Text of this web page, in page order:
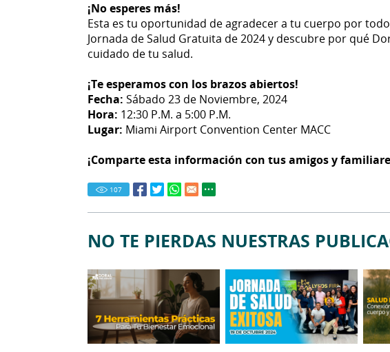
¡No esperes más!
Esta es tu oportunidad de agradecer a tu cuerpo por
Jornada de Salud Gratuita de 2024 y descubre por qué
cuidado de tu salud.
¡Te esperamos con los brazos abiertos!
Fecha: Sábado 23 de Noviembre, 2024
Hora: 12:30 P.M. a 5:00 P.M.
Lugar: Miami Airport Convention Center MACC
¡Comparte esta información con tus amigos y
107
NO TE PIERDAS NUESTRAS